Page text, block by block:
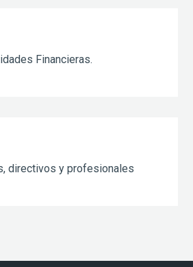
Financieras.
directivos y profesionales